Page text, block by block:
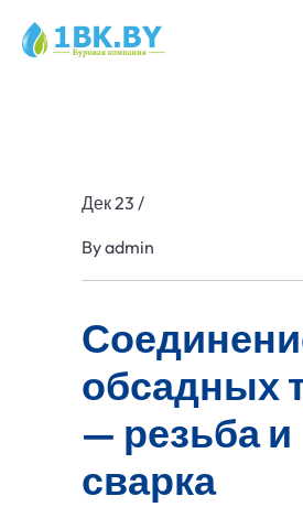
Дек 23 /
Byadmin
обсадных
— резьба и
сварка